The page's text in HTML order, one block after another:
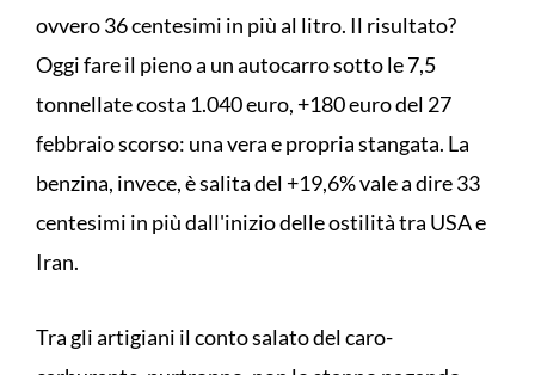
ovvero 36 centesimi in più al litro. Il risultato?
Oggi fare il pieno a un autocarro sotto le 7,5
tonnellate costa 1.040 euro, +180 euro del 27
febbraio scorso: una vera e propria stangata. La
benzina, invece, è salita del +19,6% vale a dire 33
centesimi in più dall'inizio delle ostilità tra USA e
Iran.
Tra gli artigiani il conto salato del caro-